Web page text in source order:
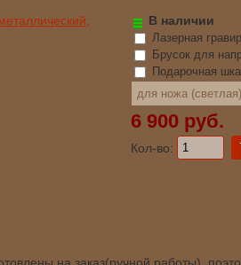
В наличии
Лазерная
Брусок для
Подарочная
6 900 руб.
Кол-во: